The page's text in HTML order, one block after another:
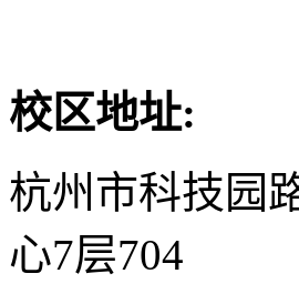
校区地址:
杭州市科技园
心7层704